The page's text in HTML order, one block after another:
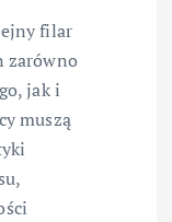
filar
zarówno
jak i
muszą